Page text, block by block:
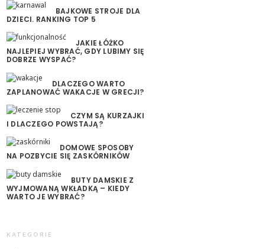
BAJKOWE STROJE DLA
DZIECI. RANKING TOP 5
JAKIE ŁÓŻKO
NAJLEPIEJ WYBRAĆ, GDY LUBIMY SIĘ
DOBRZE WYSPAĆ?
DLACZEGO WARTO
ZAPLANOWAĆ WAKACJE W GRECJI?
CZYM SĄ KURZAJKI
I DLACZEGO POWSTAJĄ?
DOMOWE SPOSOBY
NA POZBYCIE SIĘ ZASKÓRNIKÓW
BUTY DAMSKIE Z
WYJMOWANĄ WKŁADKĄ – KIEDY
WARTO JE WYBRAĆ?
KATEGORIE